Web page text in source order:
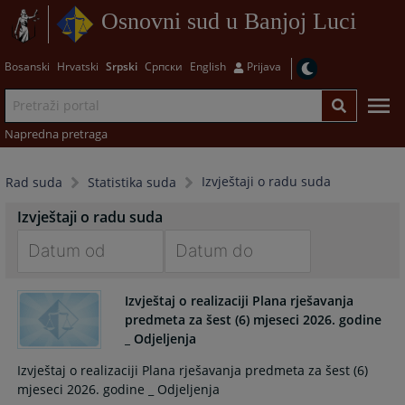
Osnovni sud u Banjoj Luci
Bosanski Hrvatski Srpski Српски English Prijava
Napredna pretraga
Rad suda Statistika suda Izvještaji o radu suda
Izvještaji o radu suda
forward
interact
the
calendar
forward
to
interact
the
calendar
Izvještaj o realizaciji Plana rješavanja
predmeta za šest (6) mjeseci 2026. godine
_ Odjeljenja
Izvještaj o realizaciji Plana rješavanja predmeta za šest (6)
mjeseci 2026. godine _ Odjeljenja